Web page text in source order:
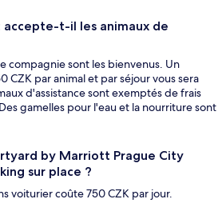
accepte-t-il les animaux de
compagnie sont les bienvenus. Un
CZK par animal et par séjour vous sera
d'assistance sont exemptés de frais
gamelles pour l'eau et la nourriture sont
by Marriott Prague City
sur place ?
voiturier coûte 750 CZK par jour.